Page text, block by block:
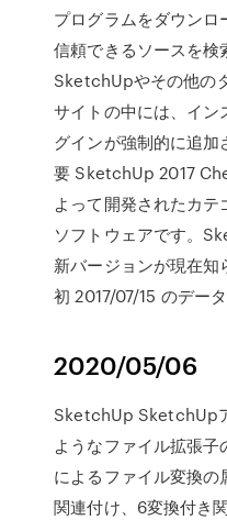
プログラムをダウンロ
信頼できるソースを検
SketchUpやその他の
サイトの中には、イン
グインが強制的に追
要 SketchUp 2017
よって開発されたカ
ソフトウェアです。
新バージョンが現在
初 2017/07/15 のデー
2020/05/06
SketchUp SketchUp
ようなファイル拡張
によるファイル変換
関連付け、6変換付き